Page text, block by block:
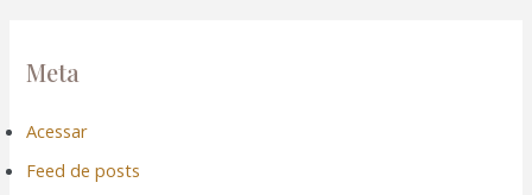
Meta
Acessar
Feed de posts